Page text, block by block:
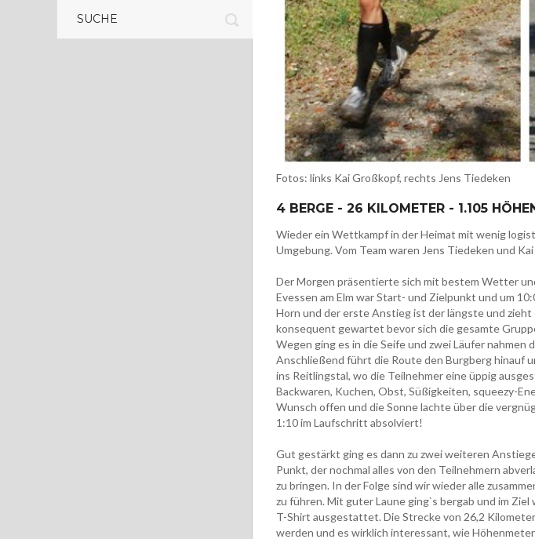
Fotos: links Kai Großkopf, rechts Jens Tiedeken
4 BERGE - 26 KILOMETER - 1.105
Wieder ein Wettkampf in der Heimat mit wenig
Umgebung. Vom Team waren Jens Tiedeken und
Der Morgen präsentierte sich mit bestem Wetter
Evessen am Elm war Start- und Zielpunkt und um
Horn und der erste Anstieg ist der längste und zieht
konsequent gewartet bevor sich die gesamte
Wegen ging es in die Seife und zwei Läufer
Anschließend führt die Route den Burgberg hinauf
ins Reitlingstal, wo die Teilnehmer eine üppig
Backwaren, Kuchen, Obst, Süßigkeiten, squeezy-
Wunsch offen und die Sonne lachte über die
1:10 im Laufschritt absolviert!
Gut gestärkt ging es dann zu zwei weiteren
Punkt, der nochmal alles von den Teilnehmern
zu bringen. In der Folge sind wir wieder alle
zu führen. Mit guter Laune ging`s bergab und im
T-Shirt ausgestattet. Die Strecke von 26,2
werden und es wirklich interessant, wie